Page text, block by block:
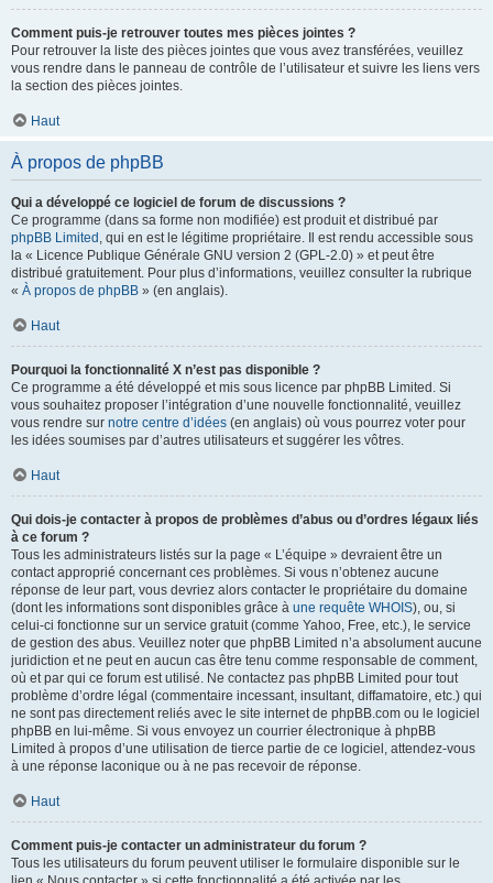
Comment puis-je retrouver toutes mes pièces jointes ?
Pour retrouver la liste des pièces jointes que vous avez transférées, veuillez
vous rendre dans le panneau de contrôle de l’utilisateur et suivre les liens vers
la section des pièces jointes.
Haut
À propos de phpBB
Qui a développé ce logiciel de forum de discussions ?
Ce programme (dans sa forme non modifiée) est produit et distribué par
phpBB Limited , qui en est le légitime propriétaire. Il est rendu accessible sous
la « Licence Publique Générale GNU version 2 (GPL-2.0) » et peut être
distribué gratuitement. Pour plus d’informations, veuillez consulter la rubrique
« À propos de phpBB » (en anglais).
Haut
Pourquoi la fonctionnalité X n’est pas disponible ?
Ce programme a été développé et mis sous licence par phpBB Limited. Si
vous souhaitez proposer l’intégration d’une nouvelle fonctionnalité, veuillez
vous rendre sur notre centre d’idées (en anglais) où vous pourrez voter pour
les idées soumises par d’autres utilisateurs et suggérer les vôtres.
Haut
Qui dois-je contacter à propos de problèmes d’abus ou d’ordres légaux liés
à ce forum ?
Tous les administrateurs listés sur la page « L’équipe » devraient être un
contact approprié concernant ces problèmes. Si vous n’obtenez aucune
réponse de leur part, vous devriez alors contacter le propriétaire du domaine
(dont les informations sont disponibles grâce à une requête WHOIS), ou, si
celui-ci fonctionne sur un service gratuit (comme Yahoo, Free, etc.), le service
de gestion des abus. Veuillez noter que phpBB Limited n’a absolument aucune
juridiction et ne peut en aucun cas être tenu comme responsable de comment,
où et par qui ce forum est utilisé. Ne contactez pas phpBB Limited pour tout
problème d’ordre légal (commentaire incessant, insultant, diffamatoire, etc.) qui
ne sont pas directement reliés avec le site internet de phpBB.com ou le logiciel
phpBB en lui-même. Si vous envoyez un courrier électronique à phpBB
Limited à propos d’une utilisation de tierce partie de ce logiciel, attendez-vous
à une réponse laconique ou à ne pas recevoir de réponse.
Haut
Comment puis-je contacter un administrateur du forum ?
Tous les utilisateurs du forum peuvent utiliser le formulaire disponible sur le